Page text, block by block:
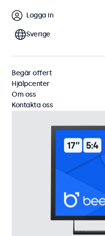
bildanslutningar och
gör de enkla att sömlöst
Filtrera (1)
17 tums bildskärmar
Logga in
Sverige
Begär offert
Hjälpcenter
Om oss
Kontakta oss